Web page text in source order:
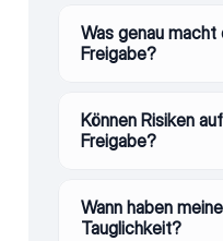
Was genau
Freigabe?
Können Risiken
Freigabe?
Wann haben
Tauglichkeit?